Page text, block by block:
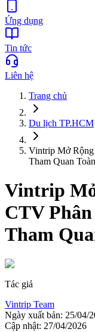
Ứng dụng
Tin tức
Liên hệ
Trang chủ
Du lịch TP.HCM
Vintrip Mở
Tham Quan
Vintrip
CTV
Tham
Tác giả
Vintrip Team
Ngày xuất bản: 25/04/
Cập nhật: 27/04/2026